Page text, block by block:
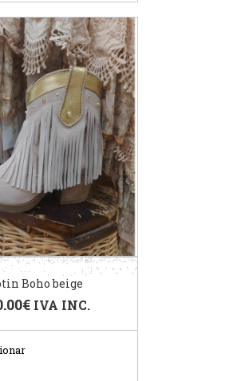
Boho beige
€ IVA INC.